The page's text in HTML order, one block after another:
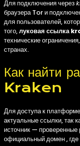
Для подключения через
браузера Tor и
для пользователей,
того,луковая ссылка
технические
странах.
Как найти
Kraken
Для доступа к
актуальные ссылки, так
источник —
официальный домен ,